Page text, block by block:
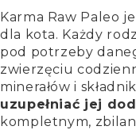
Karma Raw Paleo
dla kota. Każdy
pod potrzeby
zwierzęciu
minerałów i
uzupełniać jej
kompletnym,